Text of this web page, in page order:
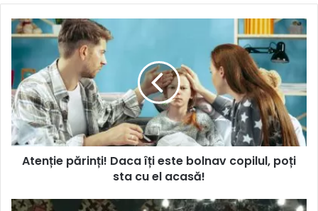
Atenție părinți! Daca îți este bolnav copilul, poți
sta cu el acasă!